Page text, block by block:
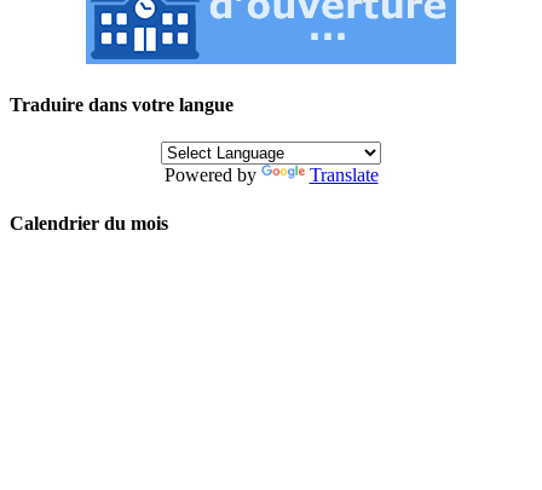
Traduire dans votre langue
Powered by Translate
Calendrier du mois